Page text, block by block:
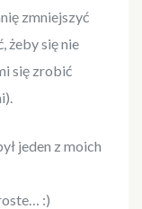
zmniejszyć
żeby się nie
się zrobić
jeden z moich
:)